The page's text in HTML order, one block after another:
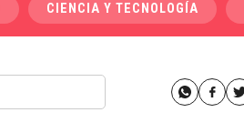
CIENCIA Y TECNOLOGÍA